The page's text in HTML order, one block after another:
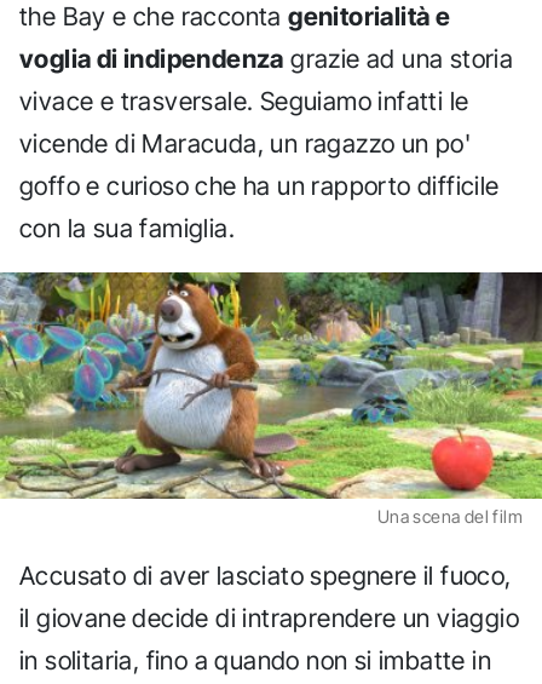
the Bay e che raccontagenitorialità e
voglia di indipendenza grazie ad una storia
vivace e trasversale. Seguiamo infatti le
vicende di Maracuda, un ragazzo un po'
goffo e curioso che ha un rapporto difficile
con la sua famiglia.
Una scena del film
Accusato di aver lasciato spegnere il fuoco,
il giovane decide di intraprendere un viaggio
in solitaria, fino a quando non si imbatte in